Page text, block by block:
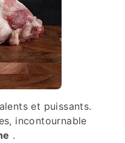
et puissants.
incontournable
.